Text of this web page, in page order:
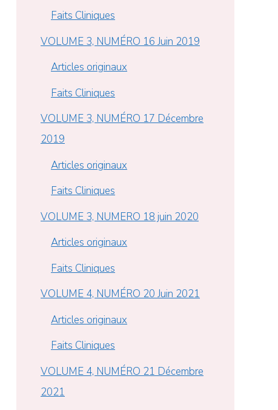
Faits Cliniques
VOLUME 3, NUMÉRO 16 Juin 2019
Articles originaux
Faits Cliniques
VOLUME 3, NUMÉRO 17 Décembre
2019
Articles originaux
Faits Cliniques
VOLUME 3, NUMERO 18 juin 2020
Articles originaux
Faits Cliniques
VOLUME 4, NUMÉRO 20 Juin 2021
Articles originaux
Faits Cliniques
VOLUME 4, NUMÉRO 21 Décembre
2021